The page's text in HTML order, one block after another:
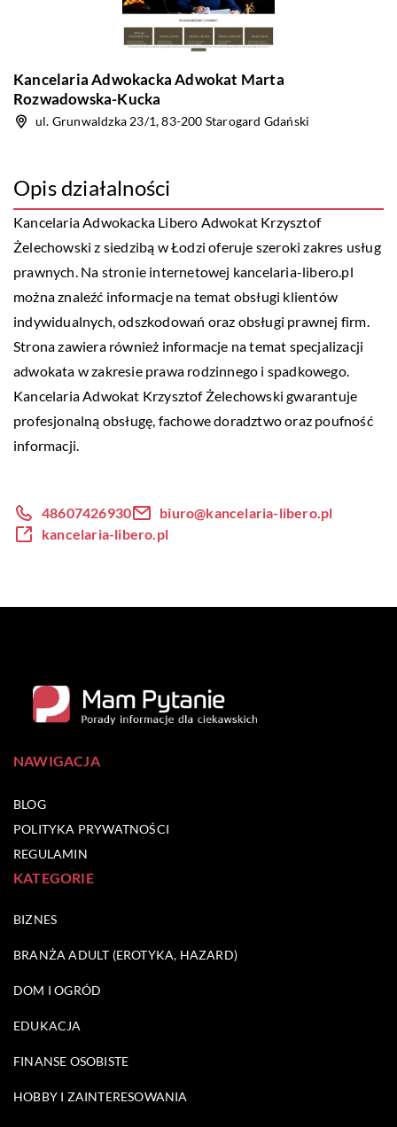
Kancelaria Adwokacka Adwokat Marta
Rozwadowska-Kucka
ul. Grunwaldzka 23/1, 83-200 Starogard Gdański
Opis działalności
Kancelaria Adwokacka Libero Adwokat Krzysztof
Żelechowski z siedzibą w Łodzi oferuje szeroki zakres usług
prawnych. Na stronie internetowej kancelaria-libero.pl
można znaleźć informacje na temat obsługi klientów
indywidualnych, odszkodowań oraz obsługi prawnej firm.
Strona zawiera również informacje na temat specjalizacji
adwokata w zakresie prawa rodzinnego i spadkowego.
Kancelaria Adwokat Krzysztof Żelechowski gwarantuje
profesjonalną obsługę, fachowe doradztwo oraz poufność
informacji.
48607426930
biuro@kancelaria-libero.pl
kancelaria-libero.pl
NAWIGACJA
BLOG
POLITYKA PRYWATNOŚCI
REGULAMIN
KATEGORIE
BIZNES
BRANŻA ADULT (EROTYKA, HAZARD)
DOM I OGRÓD
EDUKACJA
FINANSE OSOBISTE
HOBBY I ZAINTERESOWANIA